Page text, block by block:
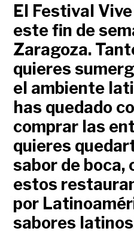
El Festival
este fin de
Zaragoza.
quieres
el ambiente
has quedado
comprar las
quieres
sabor de boca,
estos
por
sabores